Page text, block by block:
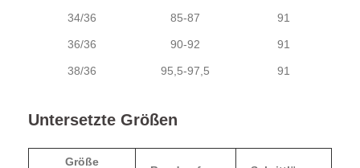
34/36 85-87 91
36/36 90-92 91
38/36 95,5-97,5 91
Untersetzte Größen
Größe